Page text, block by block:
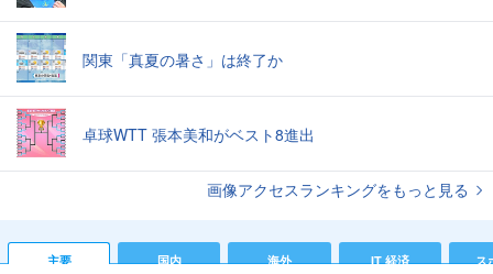
関東「真夏の暑さ」は終了か
卓球WTT 張本美和がベスト8進出
画像アクセスランキングをもっと見る
主要 国内 海外 IT 経済 ス